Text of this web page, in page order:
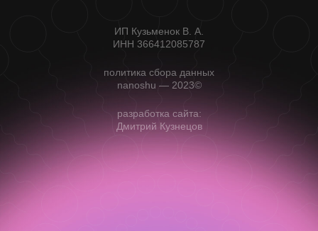
ИП Кузьменок В. А.
ИНН 366412085787
разработка сайта:
Дмитрий Кузнецов
политика сбора данных
nanoshu — 2023©